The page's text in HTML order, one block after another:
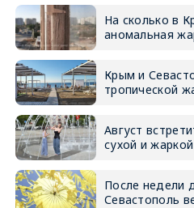
На сколько в
аномальная
Крым и
тропической
Август
сухой и
После недели
Севастополь